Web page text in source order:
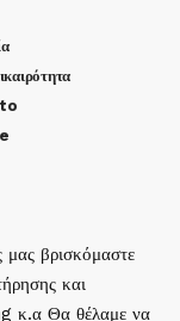
μας βρισκόμαστε
και
κ.α Θα θέλαμε να